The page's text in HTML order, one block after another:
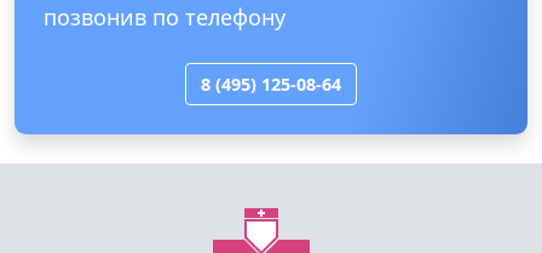
позвонив по телефону
8 (495) 125-08-64